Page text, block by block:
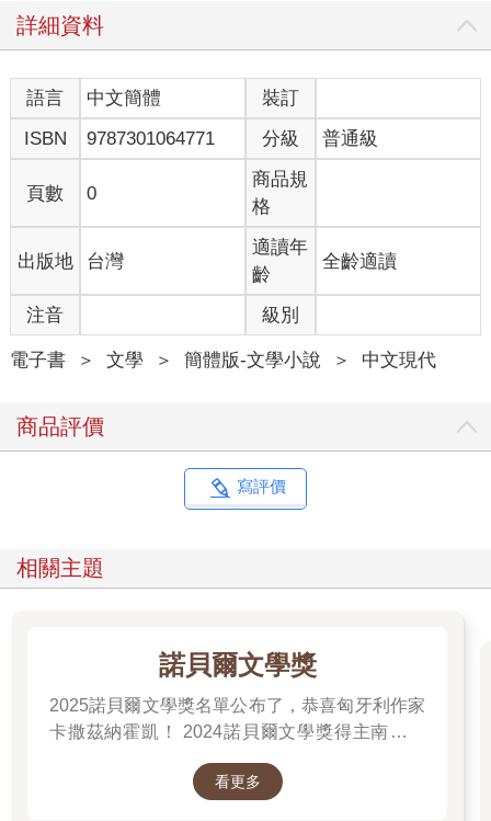
詳細資料
語言 中文簡體
裝訂
ISBN
9787301064771 分級 普通級
頁數 0
商品規
格
出版地 台灣
適讀年
齡
全齡適讀
注音 級別
電子書 ＞ 文學 ＞ 簡體版-文學小說 ＞ 中文現代
商品評價
寫評價
相關主題
諾貝爾文學獎
2025諾貝爾文學獎名單公布了，恭喜匈牙利作家
卡撒茲納霍凱！ 2024諾貝爾文學獎得主南韓女
看更多